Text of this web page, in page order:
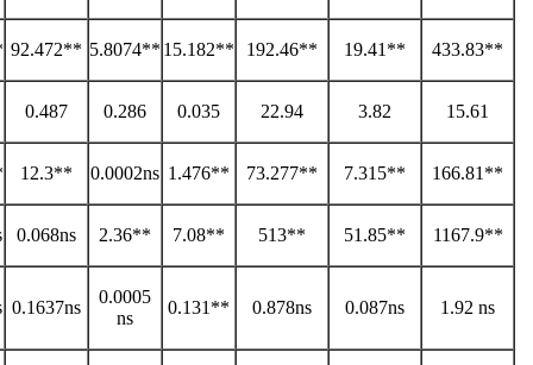
92.472** 5.8074** 15.182** 192.46** 19.41** 433.83**
0.487 0.286 0.035 22.94 3.82 15.61
12.3** 0.0002ns 1.476** 73.277** 7.315** 166.81**
0.068ns 2.36** 7.08** 513** 51.85** 1167.9**
0.1637ns
0.0005
ns
0.131** 0.878ns 0.087ns 1.92 ns